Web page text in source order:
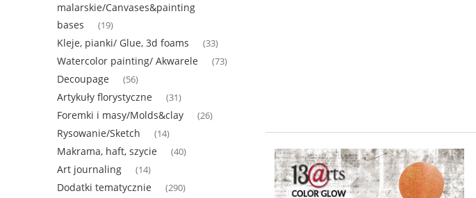
malarskie/Canvases&painting
bases
(19)
Kleje, pianki/ Glue, 3d foams (33)
Watercolor painting/ Akwarele (73)
Decoupage (56)
Artykuły florystyczne (31)
Foremki i masy/Molds&clay (26)
Rysowanie/Sketch (14)
Makrama, haft, szycie (40)
Art journaling (14)
Dodatki tematycznie (290)